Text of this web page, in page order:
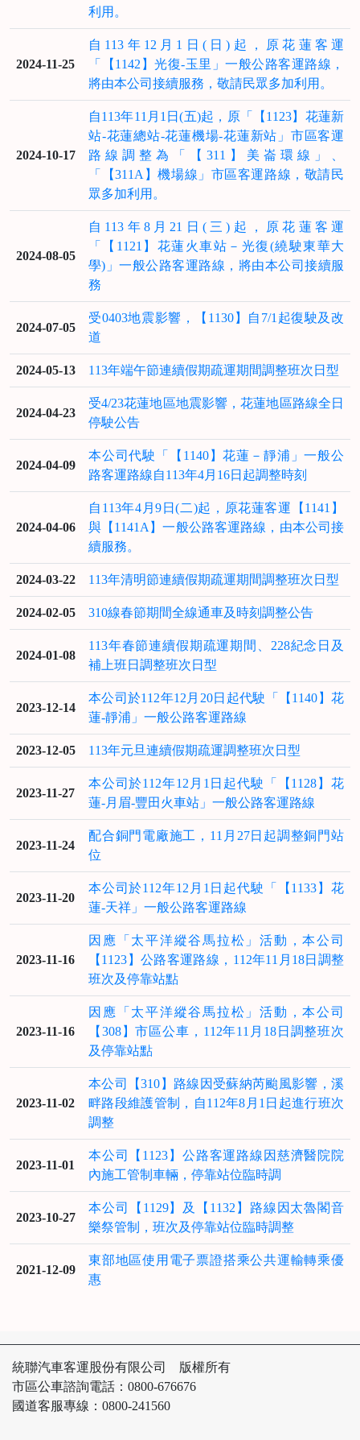
利用。
2024-11-25
自113年12月1日(日)起，原花蓮客運
「【1142】光復-玉里」一般公路客運路線，
將由本公司接續服務，敬請民眾多加利用。
2024-10-17
自113年11月1日(五)起，原「【1123】花蓮新
站-花蓮總站-花蓮機場-花蓮新站」市區客運
路線調整為「【311】美崙環線」、
「【311A】機場線」市區客運路線，敬請民
眾多加利用。
2024-08-05
自113年8月21日(三)起，原花蓮客運
「【1121】花蓮火車站－光復(繞駛東華大
學)」一般公路客運路線，將由本公司接續服
務
2024-07-05
受0403地震影響，【1130】自7/1起復駛及改
道
2024-05-13 113年端午節連續假期疏運期間調整班次日型
2024-04-23
受4/23花蓮地區地震影響，花蓮地區路線全日
停駛公告
2024-04-09
本公司代駛「【1140】花蓮－靜浦」一般公
路客運路線自113年4月16日起調整時刻
2024-04-06
自113年4月9日(二)起，原花蓮客運【1141】
與【1141A】一般公路客運路線，由本公司接
續服務。
2024-03-22 113年清明節連續假期疏運期間調整班次日型
2024-02-05 310線春節期間全線通車及時刻調整公告
2024-01-08
113年春節連續假期疏運期間、228紀念日及
補上班日調整班次日型
2023-12-14
本公司於112年12月20日起代駛「【1140】花
蓮-靜浦」一般公路客運路線
2023-12-05 113年元旦連續假期疏運調整班次日型
2023-11-27
本公司於112年12月1日起代駛「【1128】花
蓮-月眉-豐田火車站」一般公路客運路線
2023-11-24
配合銅門電廠施工，11月27日起調整銅門站
位
2023-11-20
本公司於112年12月1日起代駛「【1133】花
蓮-天祥」一般公路客運路線
2023-11-16
因應「太平洋縱谷馬拉松」活動，本公司
【1123】公路客運路線，112年11月18日調整
班次及停靠站點
2023-11-16
因應「太平洋縱谷馬拉松」活動，本公司
【308】市區公車，112年11月18日調整班次
及停靠站點
2023-11-02
本公司【310】路線因受蘇納芮颱風影響，溪
畔路段維護管制，自112年8月1日起進行班次
調整
2023-11-01
本公司【1123】公路客運路線因慈濟醫院院
內施工管制車輛，停靠站位臨時調
2023-10-27
本公司【1129】及【1132】路線因太魯閣音
樂祭管制，班次及停靠站位臨時調整
2021-12-09
東部地區使用電子票證搭乘公共運輸轉乘優
惠
統聯汽車客運股份有限公司 版權所有
市區公車諮詢電話：0800-676676
國道客服專線：0800-241560